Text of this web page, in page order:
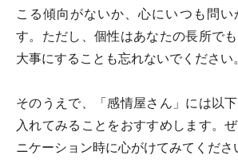
こる傾向がないか、心にいつも問
す。ただし、個性はあなたの長所で
大事にすることも忘れないでください。
そのうえで、「感情屋さん」には以
入れてみることをおすすめします。
ニケーション時に心がけてみてくださ